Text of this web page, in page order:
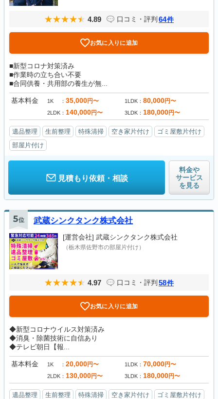
4.89 口コミ・評判 64件
お気に入りに追加
■新型コロナ対策済み
■作業時の立ち合い不要
■合同供養・共用部の養生が無...
基本料金 1K 35,000円〜 1LDK 80,000円〜
2LDK 140,000円〜 3LDK 180,000円〜
遺品整理 生前整理 特殊清掃 空き家片付け
ゴミ屋敷片付け
部屋片付け
見積もり依頼・相談
料金や
サービス
を見る
5位 武蔵シンクタンク株式会社
[運営会社] 武蔵シンクタンク株式会社
（栃木県佐野市の部屋片付け）
4.97 口コミ・評判 58件
お気に入りに追加
◆新型コロナウイルス対策済み
◆消臭・除菌技術に自信あり
◆テレビ朝日【報...
基本料金 1K 20,000円〜 1LDK 70,000円〜
2LDK 130,000円〜 3LDK 180,000円〜
遺品整理 生前整理 特殊清掃 空き家片付け
ゴミ屋敷片付け